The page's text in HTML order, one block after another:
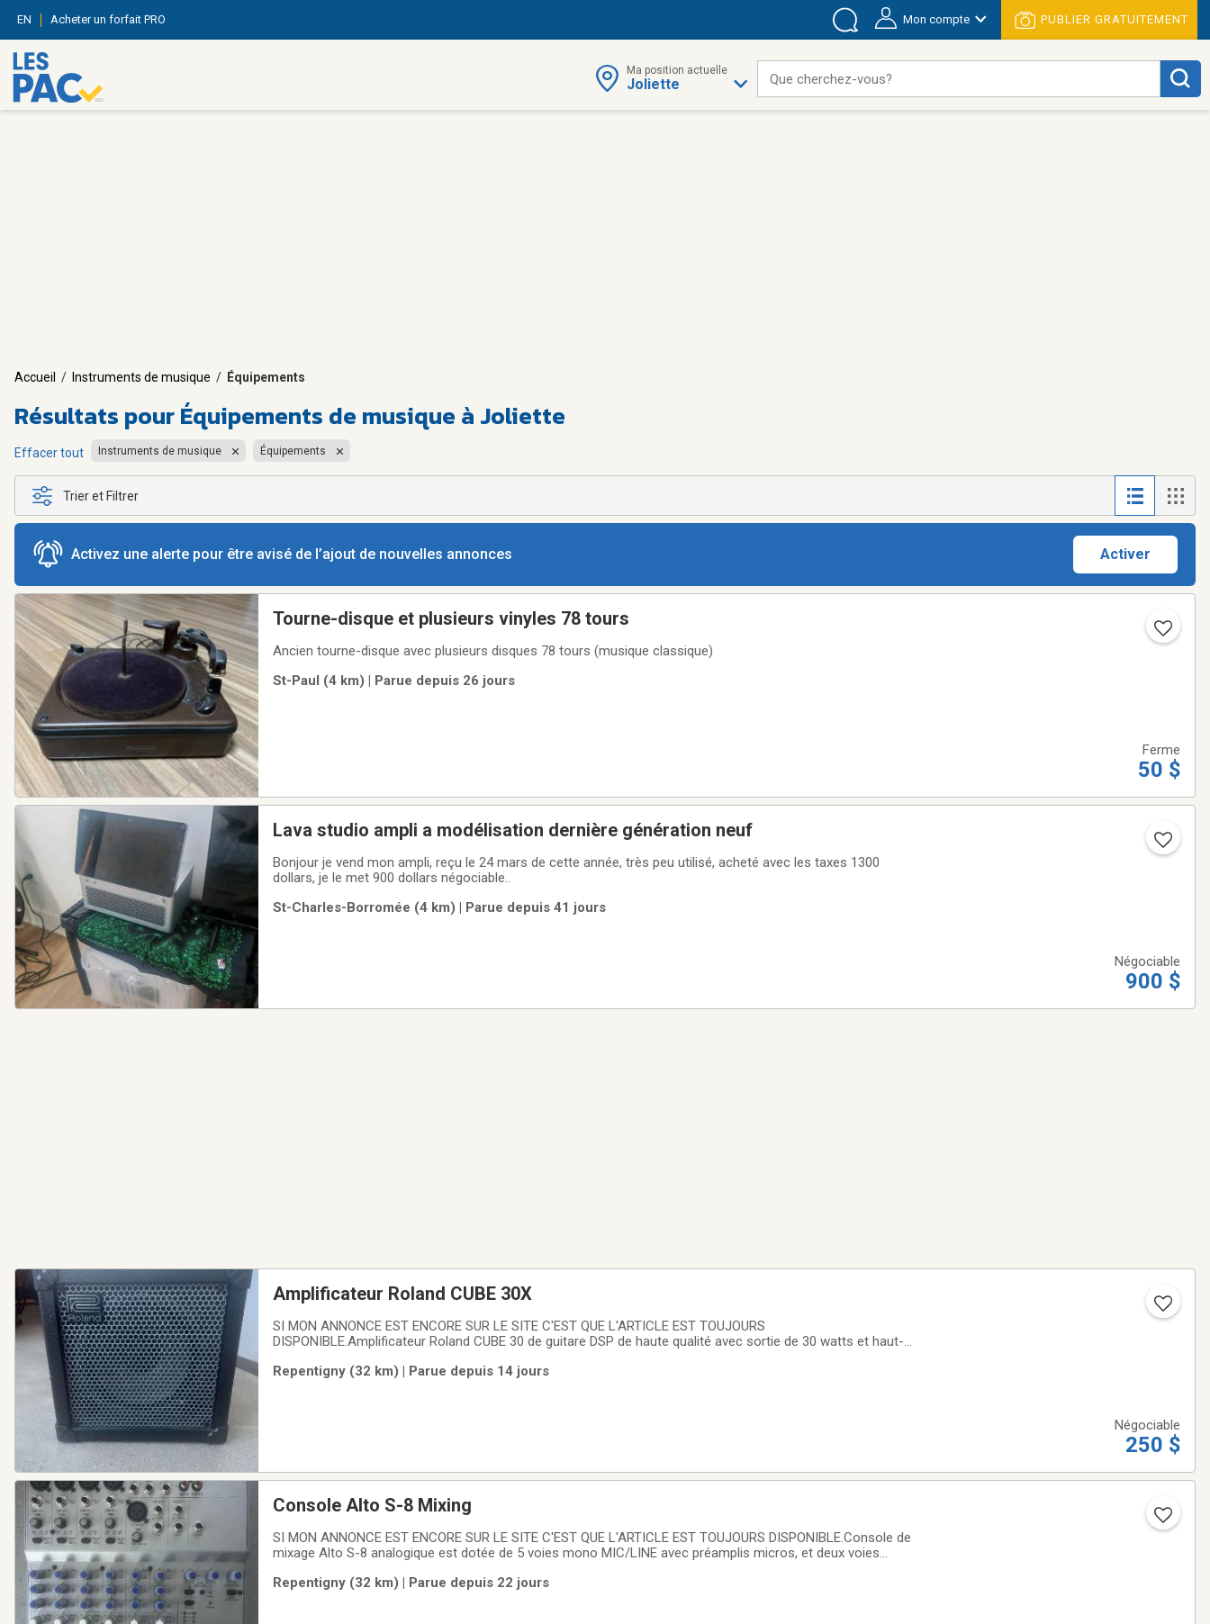
EN Acheter un forfait PRO Mon compte PUBLIER GRATUITEMENT
Ma position actuelle
Joliette Que cherchez-vous?
Accueil / Instruments de musique / Équipements
Résultats pourÉquipements de musique à Joliette
Effacer tout Instruments de musique Équipements
Trier et Filtrer
Activez une alerte pour être avisé de l’ajout de nouvelles annonces Activer
Tourne-disque et plusieurs vinyles 78 tours
Ancien tourne-disque avec plusieurs disques 78 tours (musique classique)
St-Paul (4 km) | Parue depuis 26 jours
Ferme
50 $
Lava studio ampli a modélisation dernière génération neuf
Bonjour je vend mon ampli, reçu le 24 mars de cette année, très peu utilisé, acheté avec les taxes 1300
dollars, je le met 900 dollars négociable..
St-Charles-Borromée (4 km) | Parue depuis 41 jours
Négociable
900 $
Amplificateur Roland CUBE 30X
SI MON ANNONCE EST ENCORE SUR LE SITE C'EST QUE L'ARTICLE EST TOUJOURS
DISPONIBLE.Amplificateur Roland CUBE 30 de guitare DSP de haute qualité avec sortie de 30 watts et haut-
Tweed, ect...PAS DE VIREMENT INTERAC, JE PRENT SEULEMENT DE
Repentigny (32 km) | Parue depuis 14 jours
Négociable
250 $
Console Alto S-8 Mixing
SI MON ANNONCE EST ENCORE SUR LE SITE C'EST QUE L'ARTICLE EST TOUJOURS DISPONIBLE.Console de
mixage Alto S-8 analogique est dotée de 5 voies mono MIC/LINE avec préamplis micros, et deux voies
d'entrées / sorties sur 2 canaux pour l'enregistrement
Repentigny (32 km) | Parue depuis 22 jours